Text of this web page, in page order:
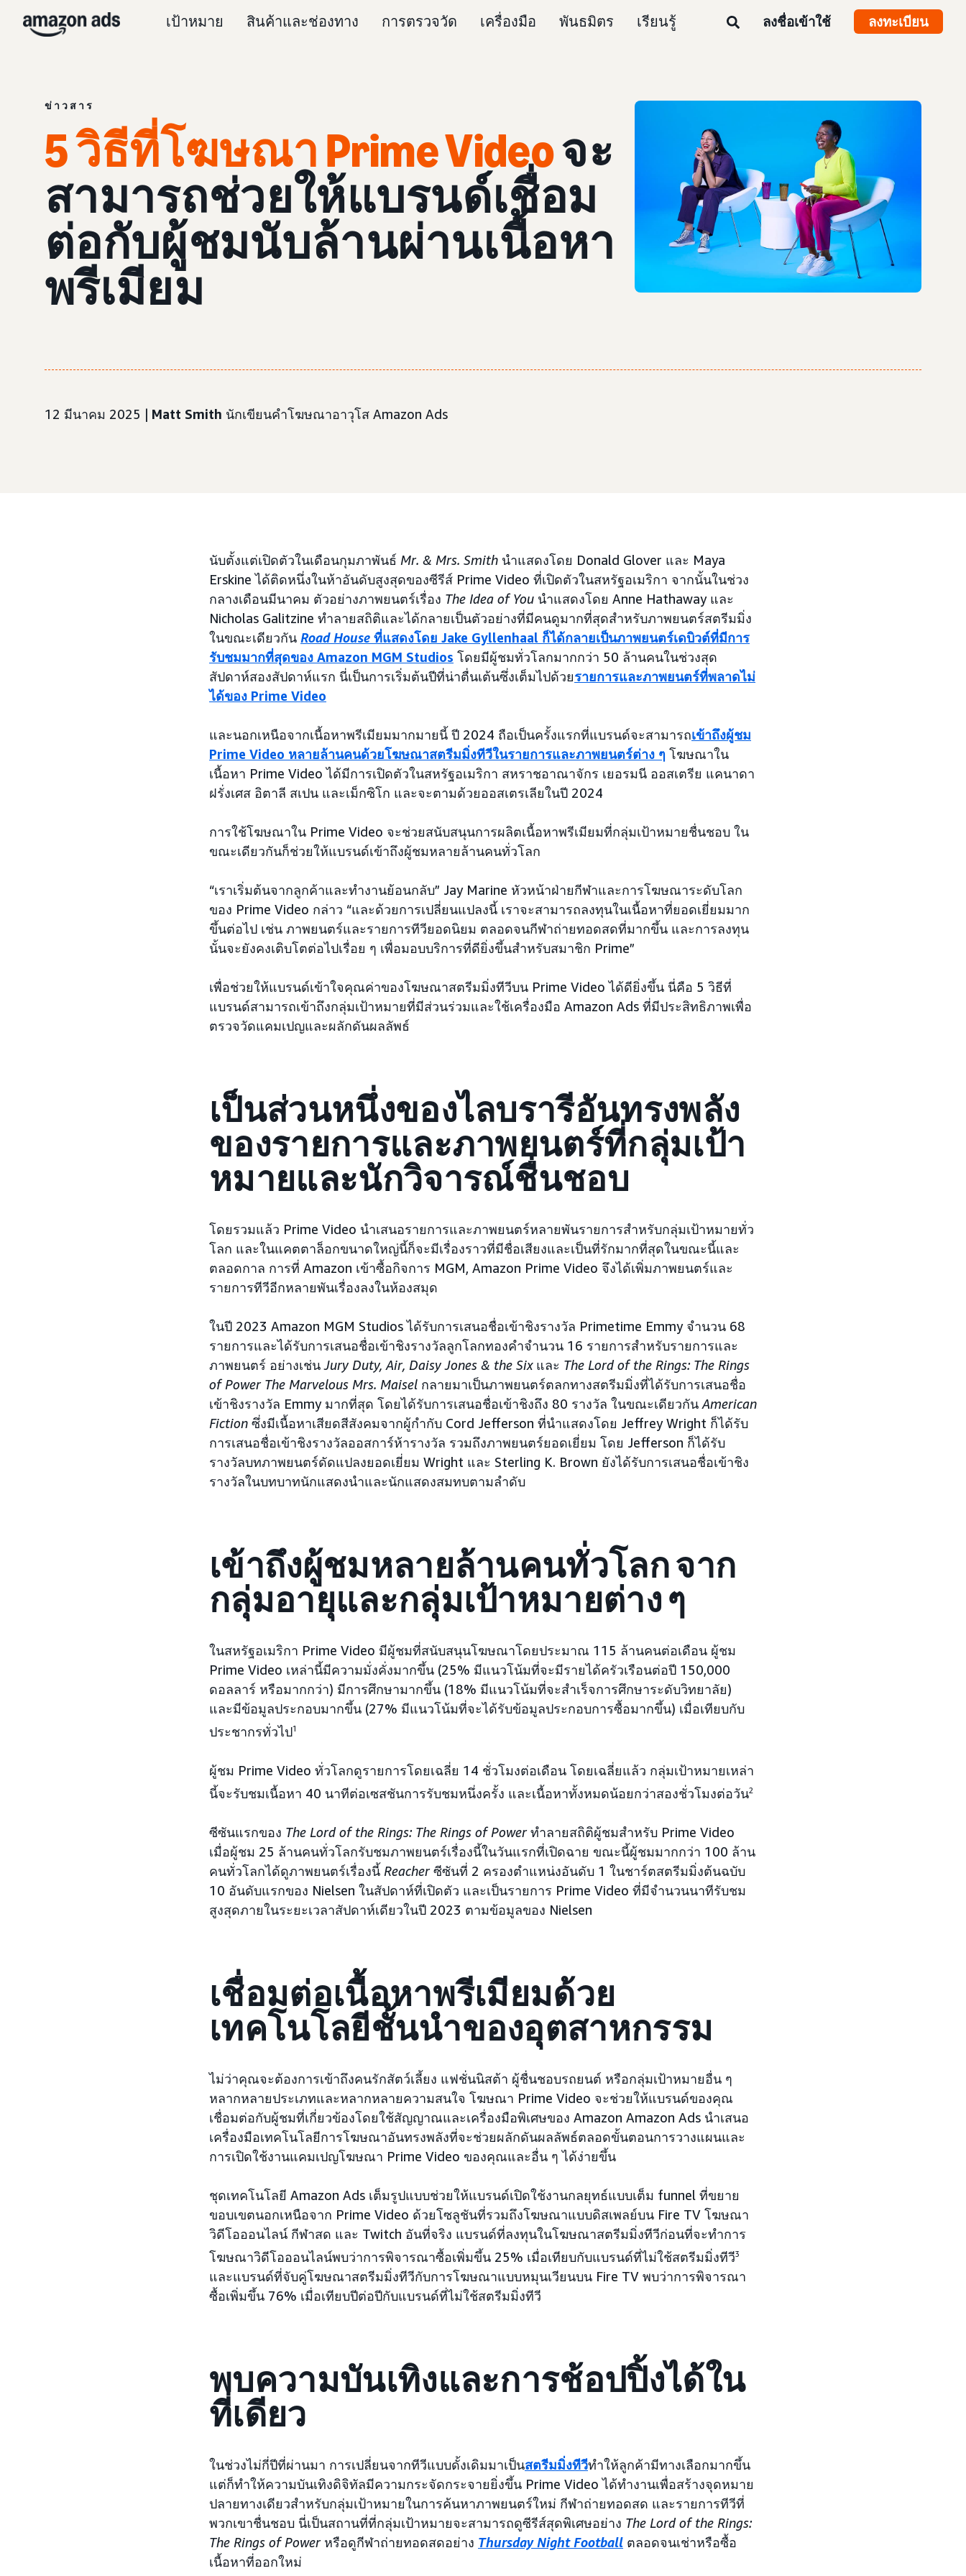
เป้าหมาย สินค้าและช่องทาง การตรวจวัด เครื่องมือ พันธมิตร เรียนรู้ ลงชื่อเข้าใช้ ลงทะเบียน
ข่าวสาร
5 วิธีที่โฆษณา Prime Videoจะ
สามารถช่วยให้แบรนด์เชื่อม
ต่อกับผู้ชมนับล้านผ่านเนื้อหา
พรีเมียม
12 มีนาคม 2025 | Matt Smith นักเขียนคำโฆษณาอาวุโส Amazon Ads
นับตั้งแต่เปิดตัวในเดือนกุมภาพันธ์ Mr. & Mrs. Smith นำแสดงโดย Donald Glover และ Maya
Erskine ได้ติดหนึ่งในห้าอันดับสูงสุดของซีรีส์ Prime Video ที่เปิดตัวในสหรัฐอเมริกา จากนั้นในช่วง
กลางเดือนมีนาคม ตัวอย่างภาพยนตร์เรื่อง The Idea of You นำแสดงโดย Anne Hathaway และ
Nicholas Galitzine ทำลายสถิติและได้กลายเป็นตัวอย่างที่มีคนดูมากที่สุดสำหรับภาพยนตร์สตรีมมิ่ง
ในขณะเดียวกัน Road House ที่แสดงโดย Jake Gyllenhaal ก็ได้กลายเป็นภาพยนตร์เดบิวต์ที่มีการ
รับชมมากที่สุดของ Amazon MGM Studios โดยมีผู้ชมทั่วโลกมากกว่า 50 ล้านคนในช่วงสุด
สัปดาห์สองสัปดาห์แรก นี่เป็นการเริ่มต้นปีที่น่าตื่นเต้นซึ่งเต็มไปด้วยรายการและภาพยนตร์ที่พลาดไม่
ได้ของ Prime Video
และนอกเหนือจากเนื้อหาพรีเมียมมากมายนี้ ปี 2024 ถือเป็นครั้งแรกที่แบรนด์จะสามารถเข้าถึงผู้ชม
Prime Video หลายล้านคนด้วยโฆษณาสตรีมมิ่งทีวีในรายการและภาพยนตร์ต่าง ๆ โฆษณาใน
เนื้อหา Prime Video ได้มีการเปิดตัวในสหรัฐอเมริกา สหราชอาณาจักร เยอรมนี ออสเตรีย แคนาดา
ฝรั่งเศส อิตาลี สเปน และเม็กซิโก และจะตามด้วยออสเตรเลียในปี 2024
การใช้โฆษณาใน Prime Video จะช่วยสนับสนุนการผลิตเนื้อหาพรีเมียมที่กลุ่มเป้าหมายชื่นชอบ ใน
ขณะเดียวกันก็ช่วยให้แบรนด์เข้าถึงผู้ชมหลายล้านคนทั่วโลก
“เราเริ่มต้นจากลูกค้าและทำงานย้อนกลับ” Jay Marine หัวหน้าฝ่ายกีฬาและการโฆษณาระดับโลก
ของ Prime Video กล่าว “และด้วยการเปลี่ยนแปลงนี้ เราจะสามารถลงทุนในเนื้อหาที่ยอดเยี่ยมมาก
ขึ้นต่อไป เช่น ภาพยนตร์และรายการทีวียอดนิยม ตลอดจนกีฬาถ่ายทอดสดที่มากขึ้น และการลงทุน
นั้นจะยังคงเติบโตต่อไปเรื่อย ๆ เพื่อมอบบริการที่ดียิ่งขึ้นสำหรับสมาชิก Prime”
เพื่อช่วยให้แบรนด์เข้าใจคุณค่าของโฆษณาสตรีมมิ่งทีวีบน Prime Video ได้ดียิ่งขึ้น นี่คือ 5 วิธีที่
แบรนด์สามารถเข้าถึงกลุ่มเป้าหมายที่มีส่วนร่วมและใช้เครื่องมือ Amazon Ads ที่มีประสิทธิภาพเพื่อ
ตรวจวัดแคมเปญและผลักดันผลลัพธ์
เป็นส่วนหนึ่งของไลบรารีอันทรงพลัง
ของรายการและภาพยนตร์ที่กลุ่มเป้า
หมายและนักวิจารณ์ชื่นชอบ
โดยรวมแล้ว Prime Video นำเสนอรายการและภาพยนตร์หลายพันรายการสำหรับกลุ่มเป้าหมายทั่ว
โลก และในแคตตาล็อกขนาดใหญ่นี้ก็จะมีเรื่องราวที่มีชื่อเสียงและเป็นที่รักมากที่สุดในขณะนี้และ
ตลอดกาล การที่ Amazon เข้าซื้อกิจการ MGM, Amazon Prime Video จึงได้เพิ่มภาพยนตร์และ
รายการทีวีอีกหลายพันเรื่องลงในห้องสมุด
ในปี 2023 Amazon MGM Studios ได้รับการเสนอชื่อเข้าชิงรางวัล Primetime Emmy จำนวน 68
รายการและได้รับการเสนอชื่อเข้าชิงรางวัลลูกโลกทองคำจำนวน 16 รายการสำหรับรายการและ
ภาพยนตร์ อย่างเช่นJury Duty, Air, Daisy Jones & the Sixและ The Lord of the Rings: The Rings
of Power The Marvelous Mrs. Maisel กลายมาเป็นภาพยนตร์ตลกทางสตรีมมิ่งที่ได้รับการเสนอชื่อ
เข้าชิงรางวัล Emmy มากที่สุด โดยได้รับการเสนอชื่อเข้าชิงถึง 80 รางวัล ในขณะเดียวกัน American
Fiction ซึ่งมีเนื้อหาเสียดสีสังคมจากผู้กำกับ Cord Jefferson ที่นำแสดงโดย Jeffrey Wright ก็ได้รับ
การเสนอชื่อเข้าชิงรางวัลออสการ์ห้ารางวัล รวมถึงภาพยนตร์ยอดเยี่ยม โดย Jefferson ก็ได้รับ
รางวัลบทภาพยนตร์ดัดแปลงยอดเยี่ยม Wright และ Sterling K. Brown ยังได้รับการเสนอชื่อเข้าชิง
รางวัลในบทบาทนักแสดงนำและนักแสดงสมทบตามลำดับ
เข้าถึงผู้ชมหลายล้านคนทั่วโลก จาก
กลุ่มอายุและกลุ่มเป้าหมายต่าง ๆ
ในสหรัฐอเมริกา Prime Video มีผู้ชมที่สนับสนุนโฆษณาโดยประมาณ 115 ล้านคนต่อเดือน ผู้ชม
Prime Video เหล่านี้มีความมั่งคั่งมากขึ้น (25% มีแนวโน้มที่จะมีรายได้ครัวเรือนต่อปี 150,000
ดอลลาร์ หรือมากกว่า) มีการศึกษามากขึ้น (18% มีแนวโน้มที่จะสำเร็จการศึกษาระดับวิทยาลัย)
และมีข้อมูลประกอบมากขึ้น (27% มีแนวโน้มที่จะได้รับข้อมูลประกอบการซื้อมากขึ้น) เมื่อเทียบกับ
ประชากรทั่วไป1
ผู้ชม Prime Video ทั่วโลกดูรายการโดยเฉลี่ย 14 ชั่วโมงต่อเดือน โดยเฉลี่ยแล้ว กลุ่มเป้าหมายเหล่า
นี้จะรับชมเนื้อหา 40 นาทีต่อเซสชันการรับชมหนึ่งครั้ง และเนื้อหาทั้งหมดน้อยกว่าสองชั่วโมงต่อวัน2
ซีซันแรกของ The Lord of the Rings: The Rings of Powerทำลายสถิติผู้ชมสำหรับ Prime Video
เมื่อผู้ชม 25 ล้านคนทั่วโลกรับชมภาพยนตร์เรื่องนี้ในวันแรกที่เปิดฉาย ขณะนี้ผู้ชมมากกว่า 100 ล้าน
คนทั่วโลกได้ดูภาพยนตร์เรื่องนี้ Reacherซีซันที่ 2 ครองตำแหน่งอันดับ 1 ในชาร์ตสตรีมมิ่งต้นฉบับ
10 อันดับแรกของ Nielsen ในสัปดาห์ที่เปิดตัว และเป็นรายการ Prime Video ที่มีจำนวนนาทีรับชม
สูงสุดภายในระยะเวลาสัปดาห์เดียวในปี 2023 ตามข้อมูลของ Nielsen
เชื่อมต่อเนื้อหาพรีเมียมด้วย
เทคโนโลยีชั้นนำของอุตสาหกรรม
ไม่ว่าคุณจะต้องการเข้าถึงคนรักสัตว์เลี้ยง แฟชั่นนิสต้า ผู้ชื่นชอบรถยนต์ หรือกลุ่มเป้าหมายอื่น ๆ
หลากหลายประเภทและหลากหลายความสนใจ โฆษณา Prime Video จะช่วยให้แบรนด์ของคุณ
เชื่อมต่อกับผู้ชมที่เกี่ยวข้องโดยใช้สัญญาณและเครื่องมือพิเศษของ Amazon Amazon Ads นำเสนอ
เครื่องมือเทคโนโลยีการโฆษณาอันทรงพลังที่จะช่วยผลักดันผลลัพธ์ตลอดขั้นตอนการวางแผนและ
การเปิดใช้งานแคมเปญโฆษณา Prime Video ของคุณและอื่น ๆ ได้ง่ายขึ้น
ชุดเทคโนโลยี Amazon Ads เต็มรูปแบบช่วยให้แบรนด์เปิดใช้งานกลยุทธ์แบบเต็ม funnel ที่ขยาย
ขอบเขตนอกเหนือจาก Prime Video ด้วยโซลูชันที่รวมถึงโฆษณาแบบดิสเพลย์บน Fire TV โฆษณา
วิดีโอออนไลน์ กีฬาสด และ Twitch อันที่จริง แบรนด์ที่ลงทุนในโฆษณาสตรีมมิ่งทีวีก่อนที่จะทำการ
โฆษณาวิดีโอออนไลน์พบว่าการพิจารณาซื้อเพิ่มขึ้น 25% เมื่อเทียบกับแบรนด์ที่ไม่ใช้สตรีมมิ่งทีวี3
และแบรนด์ที่จับคู่โฆษณาสตรีมมิ่งทีวีกับการโฆษณาแบบหมุนเวียนบน Fire TV พบว่าการพิจารณา
ซื้อเพิ่มขึ้น 76% เมื่อเทียบปีต่อปีกับแบรนด์ที่ไม่ใช้สตรีมมิ่งทีวี
พบความบันเทิงและการช้อปปิ้งได้ใน
ที่เดียว
ในช่วงไม่กี่ปีที่ผ่านมา การเปลี่ยนจากทีวีแบบดั้งเดิมมาเป็นสตรีมมิ่งทีวีทำให้ลูกค้ามีทางเลือกมากขึ้น
แต่ก็ทำให้ความบันเทิงดิจิทัลมีความกระจัดกระจายยิ่งขึ้น Prime Video ได้ทำงานเพื่อสร้างจุดหมาย
ปลายทางเดียวสำหรับกลุ่มเป้าหมายในการค้นหาภาพยนตร์ใหม่ กีฬาถ่ายทอดสด และรายการทีวีที่
พวกเขาชื่นชอบ นี่เป็นสถานที่ที่กลุ่มเป้าหมายจะสามารถดูซีรีส์สุดพิเศษอย่าง The Lord of the Rings:
The Rings of Powerหรือดูกีฬาถ่ายทอดสดอย่าง Thursday Night Football ตลอดจนเช่าหรือซื้อ
เนื้อหาที่ออกใหม่